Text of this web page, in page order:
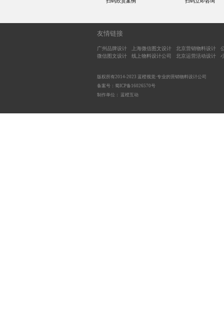
友情链接
广州品牌设计 上海微信图文设计 北京营销物料设计
微信图文设计
线上物料设计公司 北京运营活动设计
版权所有2014-2023 蓝橙视觉·专业的营销物料设计公司
备案号： 蜀ICP备16026570号
制作单位： 蓝橙互动